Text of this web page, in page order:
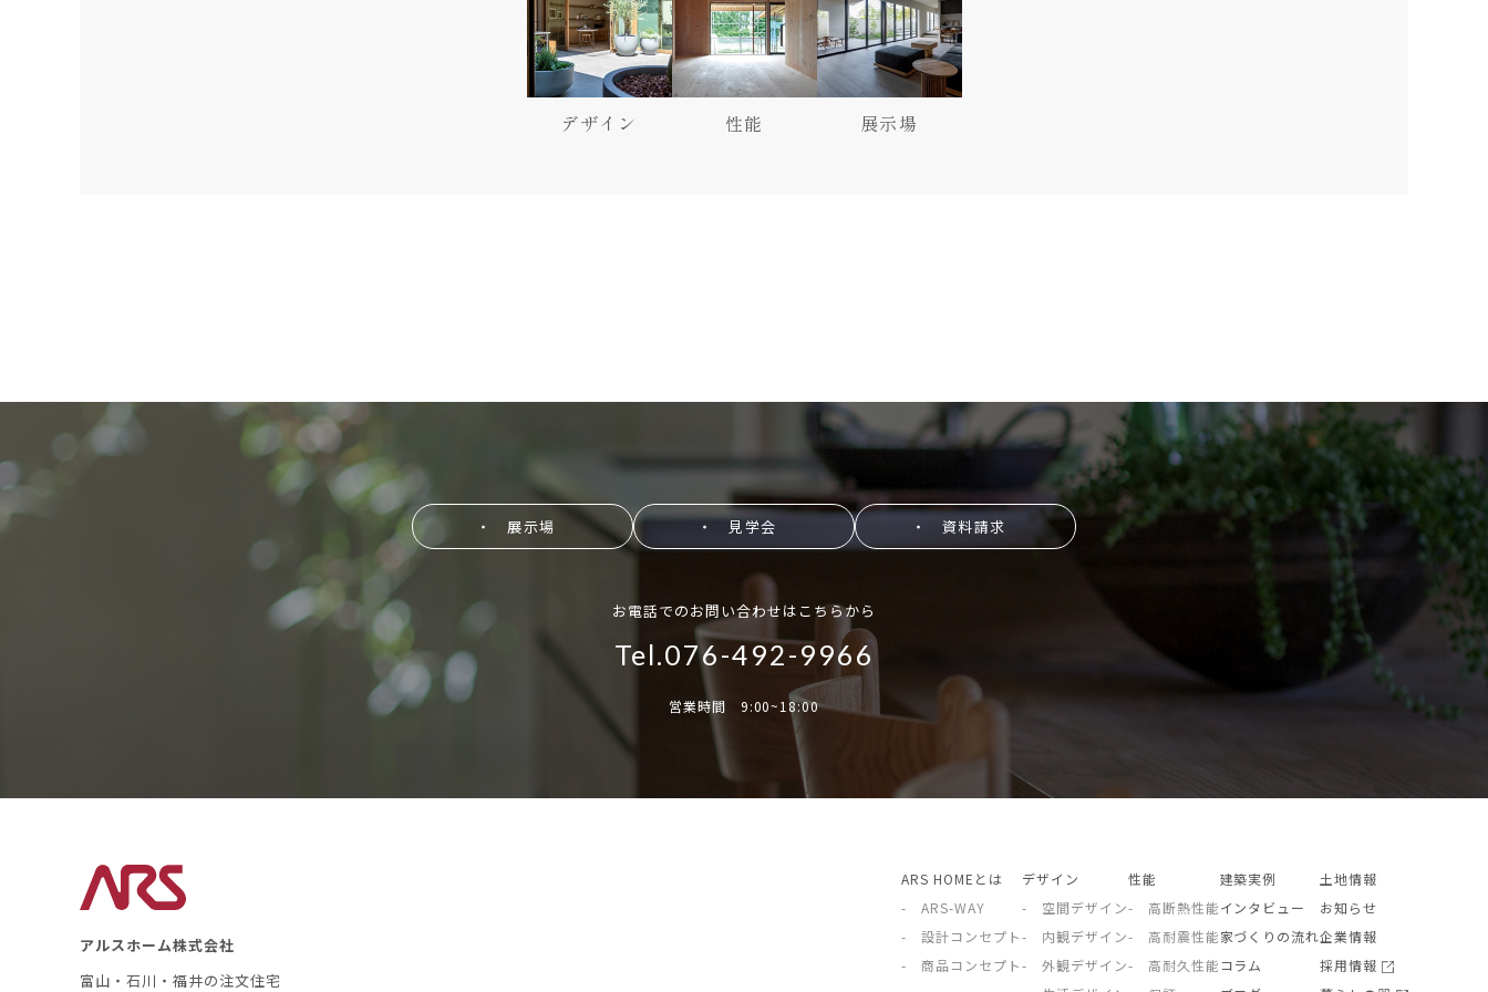
デザイン 性能 展示場
・ 展示場 ・ 見学会 ・ 資料請求
お電話でのお問い合わせはこちらから
Tel.076-492-9966
営業時間 9:00~18:00
アルスホーム株式会社
富山・石川・福井の注文住宅
ARS HOMEとは
- ARS-WAY
- 設計コンセプト
- 商品コンセプト
デザイン
- 空間デザイン
- 内観デザイン
- 外観デザイン
性能
- 高断熱性能
- 高耐震性能
- 高耐久性能
建築実例
インタビュー
家づくりの流れ
コラム
土地情報
お知らせ
企業情報
採用情報